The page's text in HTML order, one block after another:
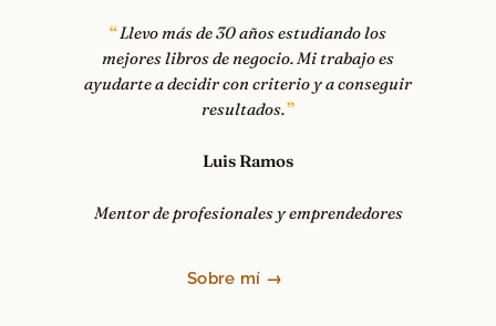
Llevo más de 30 años estudiando los
mejores libros de negocio. Mi trabajo es
ayudarte a decidir con criterio y a conseguir
resultados.
Luis Ramos
Mentor de profesionales y emprendedores
Sobre mí →